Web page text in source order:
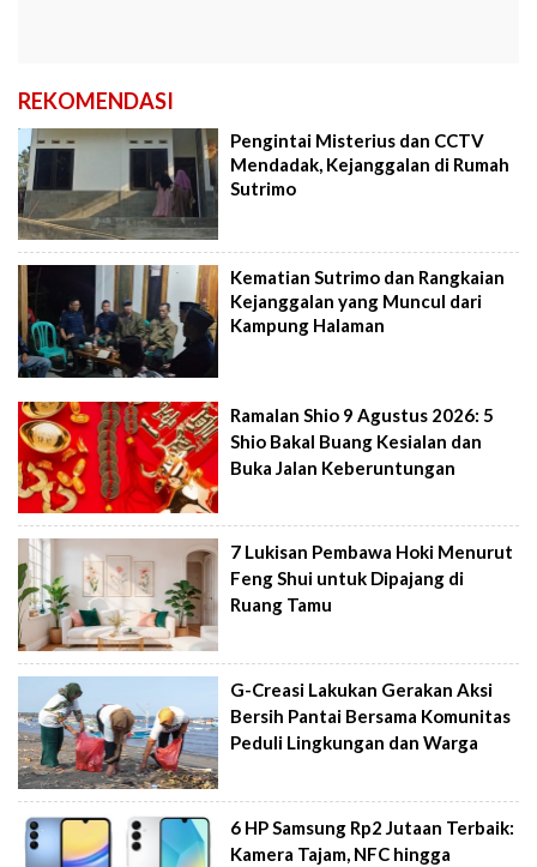
REKOMENDASI
Pengintai Misterius dan CCTV
Mendadak, Kejanggalan di Rumah
Sutrimo
Kematian Sutrimo dan Rangkaian
Kejanggalan yang Muncul dari
Kampung Halaman
Ramalan Shio 9 Agustus 2026: 5
Shio Bakal Buang Kesialan dan
Buka Jalan Keberuntungan
7 Lukisan Pembawa Hoki Menurut
Feng Shui untuk Dipajang di
Ruang Tamu
G-Creasi Lakukan Gerakan Aksi
Bersih Pantai Bersama Komunitas
Peduli Lingkungan dan Warga
6 HP Samsung Rp2 Jutaan Terbaik:
Kamera Tajam, NFC hingga